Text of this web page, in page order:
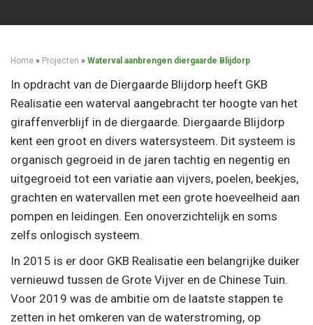
Home » Projecten » Waterval aanbrengen diergaarde Blijdorp
In opdracht van de Diergaarde Blijdorp heeft GKB
Realisatie een waterval aangebracht ter hoogte van het
giraffenverblijf in de diergaarde. Diergaarde Blijdorp
kent een groot en divers watersysteem. Dit systeem is
organisch gegroeid in de jaren tachtig en negentig en
uitgegroeid tot een variatie aan vijvers, poelen, beekjes,
grachten en watervallen met een grote hoeveelheid aan
pompen en leidingen. Een onoverzichtelijk en soms
zelfs onlogisch systeem.
In 2015 is er door GKB Realisatie een belangrijke duiker
vernieuwd tussen de Grote Vijver en de Chinese Tuin.
Voor 2019 was de ambitie om de laatste stappen te
zetten in het omkeren van de waterstroming, op